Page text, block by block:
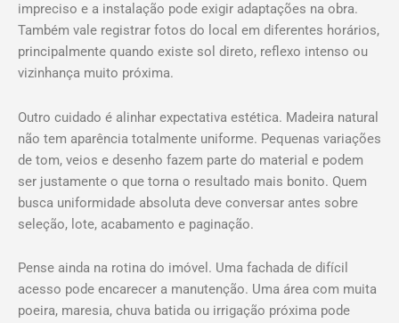
impreciso e a instalação pode exigir adaptações na obra.
Também vale registrar fotos do local em diferentes horários,
principalmente quando existe sol direto, reflexo intenso ou
vizinhança muito próxima.
Outro cuidado é alinhar expectativa estética. Madeira natural
não tem aparência totalmente uniforme. Pequenas variações
de tom, veios e desenho fazem parte do material e podem
ser justamente o que torna o resultado mais bonito. Quem
busca uniformidade absoluta deve conversar antes sobre
seleção, lote, acabamento e paginação.
Pense ainda na rotina do imóvel. Uma fachada de difícil
acesso pode encarecer a manutenção. Uma área com muita
poeira, maresia, chuva batida ou irrigação próxima pode